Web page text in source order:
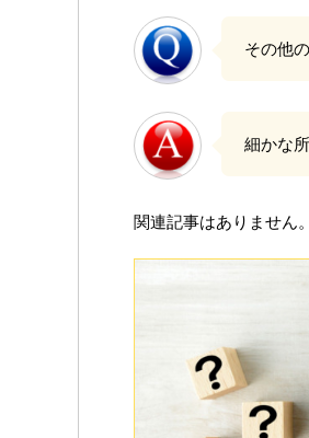
その他
細かな
関連記事はありません。